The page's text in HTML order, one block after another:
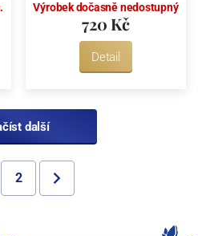
Výrobek dočasně nedostupný
720 Kč
Detail
další
2